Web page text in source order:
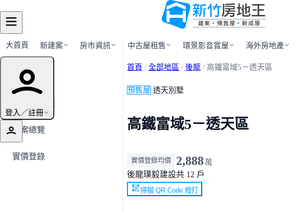
大首頁 新建案 房市資訊 中古屋租售 環景影音賞屋 海外房地產
登入／註冊
建案導覽
← 返回後龍
建案總覽
實價登錄
首頁 / 全部地區 / 後龍 / 高鐵富域5－透天區
預售屋 透天別墅
高鐵富域5－透天區
實價登錄均價 2,888萬
後龍璞毅建設共 12 戶
掃描 QR Code 撥打